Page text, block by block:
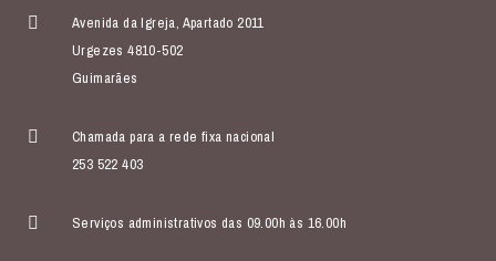
Avenida da Igreja, Apartado 2011
Urgezes 4810-502
Guimarães
Chamada para a rede fixa nacional
253 522 403
Serviços administrativos das 09.00h às 16.00h